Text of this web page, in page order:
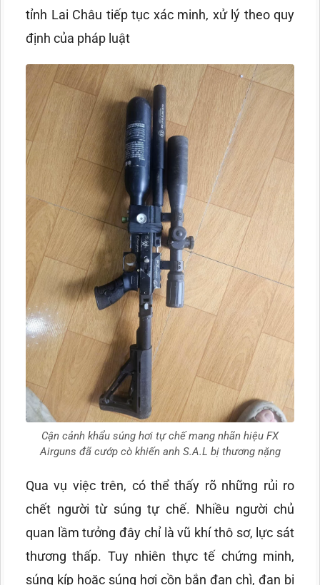
tỉnh Lai Châu tiếp tục xác minh, xử lý theo quy
định của pháp luật
Cận cảnh khẩu súng hơi tự chế mang nhãn hiệu FX
Airguns đã cướp cò khiến anh S.A.L bị thương nặng
Qua vụ việc trên, có thể thấy rõ những rủi ro
chết người từ súng tự chế. Nhiều người chủ
quan lầm tưởng đây chỉ là vũ khí thô sơ, lực sát
thương thấp. Tuy nhiên thực tế chứng minh,
súng kíp hoặc súng hơi cồn bắn đạn chì, đạn bi